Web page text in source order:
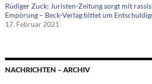
Rüdiger Zuck: Juristen-Zeitung sorgt mit
Empörung – Beck-Verlag bittet um
17. Februar 2021
NACHRICHTEN – ARCHIV